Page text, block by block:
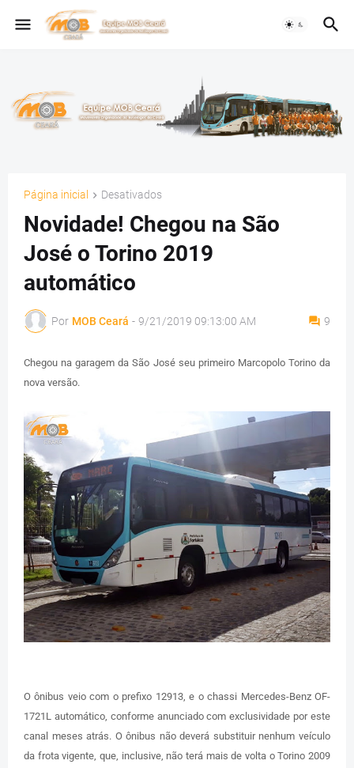
Página inicial Desativados
Novidade! Chegou na São
José o Torino 2019
automático
Por MOB Ceará - 9/21/2019 09:13:00 AM 9
Chegou na garagem da São José seu primeiro Marcopolo Torino da
nova versão.
O ônibus veio com o prefixo 12913, e o chassi Mercedes-Benz OF-
1721L automático, conforme anunciado com exclusividade por este
canal meses atrás. O ônibus não deverá substituir nenhum veículo
da frota vigente, que, inclusive, não terá mais de volta o Torino 2009